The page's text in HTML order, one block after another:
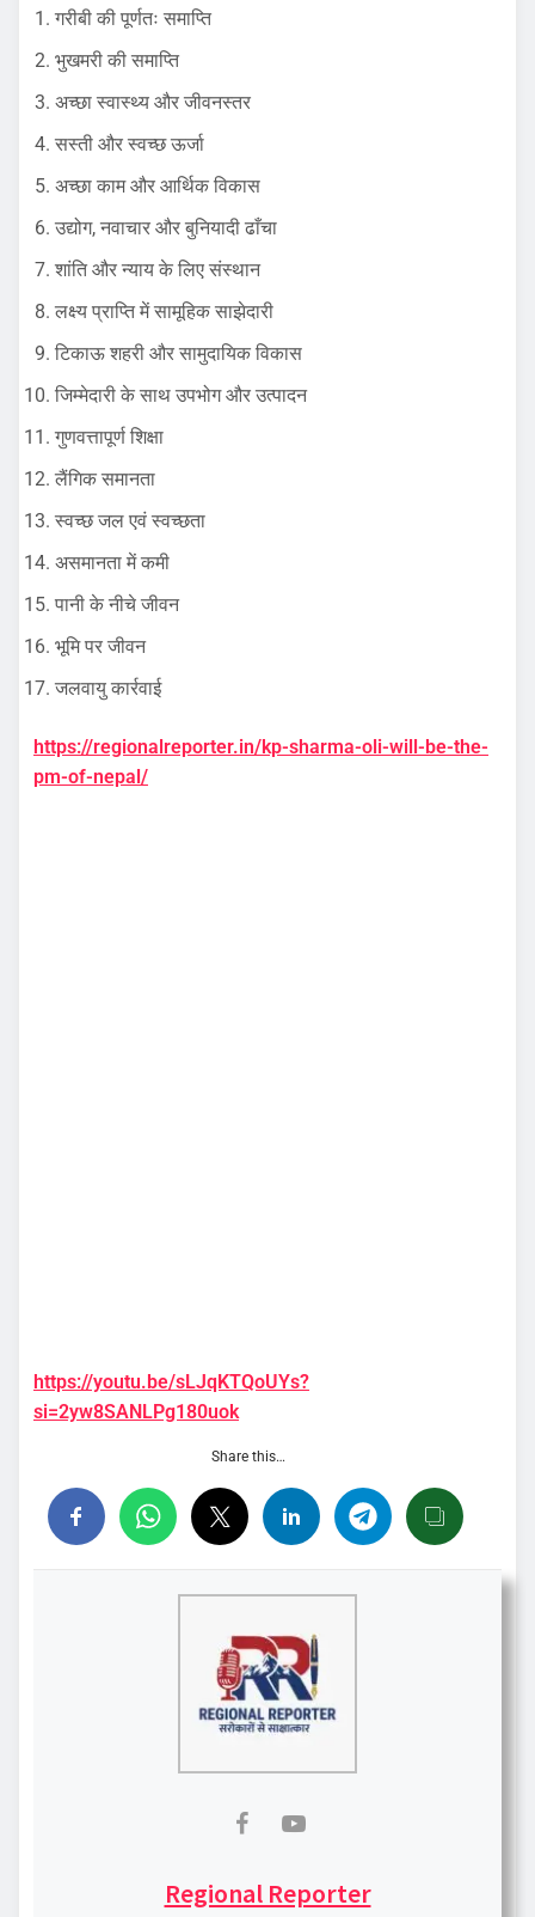
गरीबी की पूर्णतः समाप्ति
भुखमरी की समाप्ति
अच्छा स्वास्थ्य और जीवनस्तर
सस्ती और स्वच्छ ऊर्जा
अच्छा काम और आर्थिक विकास
उद्योग, नवाचार और बुनियादी ढाँचा
शांति और न्याय के लिए संस्थान
लक्ष्य प्राप्ति में सामूहिक साझेदारी
टिकाऊ शहरी और सामुदायिक विकास
जिम्मेदारी के साथ उपभोग और उत्पादन
गुणवत्तापूर्ण शिक्षा
लैंगिक समानता
स्वच्छ जल एवं स्वच्छता
असमानता में कमी
पानी के नीचे जीवन
भूमि पर जीवन
जलवायु कार्रवाई
https://regionalreporter.in/kp-sharma-oli-will-be-the-
pm-of-nepal/
https://youtu.be/sLJqKTQoUYs?
si=2yw8SANLPg180uok
Share this…
Regional Reporter